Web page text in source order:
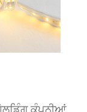
ਕੰਪਨੀਆਂ